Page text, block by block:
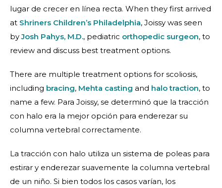
lugar de crecer en línea recta. When they first arrived
at Shriners Children’s Philadelphia, Joissy was seen
byJosh Pahys, M.D., pediatric orthopedic surgeon, to
review and discuss best treatment options.
There are multiple treatment options for scoliosis,
including bracing, Mehta casting and halo traction, to
name a few. Para Joissy, se determinó que la tracción
con halo era la mejor opción para enderezar su
columna vertebral correctamente.
La tracción con halo utiliza un sistema de poleas para
estirar y enderezar suavemente la columna vertebral
de un niño. Si bien todos los casos varían, los